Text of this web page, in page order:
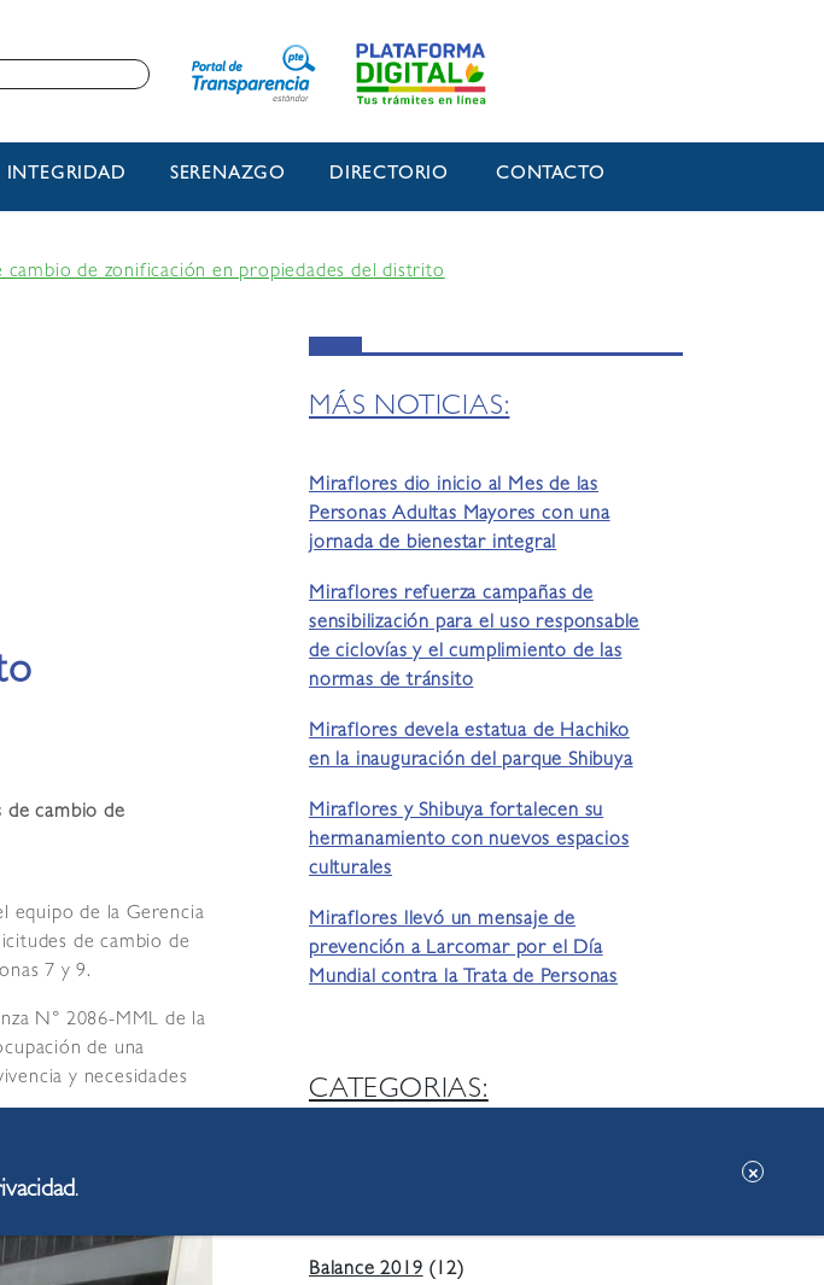
INTEGRIDAD SERENAZGO DIRECTORIO CONTACTO
de zonificación en propiedades del distrito
de cambio de
equipo de la Gerencia
de cambio de
7 y 9.
N° 2086-MML de la
de una
y necesidades
MÁS NOTICIAS:
Miraflores dio inicio al Mes de las
Personas Adultas Mayores con una
jornada de bienestar integral
Miraflores refuerza campañas de
sensibilización para el uso responsable
de ciclovías y el cumplimiento de las
normas de tránsito
Miraflores devela estatua de Hachiko
en la inauguración del parque Shibuya
Miraflores y Shibuya fortalecen su
hermanamiento con nuevos espacios
culturales
Miraflores llevó un mensaje de
prevención a Larcomar por el Día
Mundial contra la Trata de Personas
CATEGORIAS:
Balance 2019(12)
.